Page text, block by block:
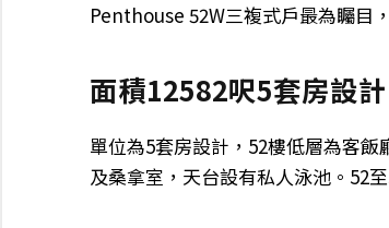
Penthouse 52W三複式戶最為矚目
面積12582呎5套房設計
單位為5套房設計，52樓低層為客
及桑拿室，天台設有私人泳池。52